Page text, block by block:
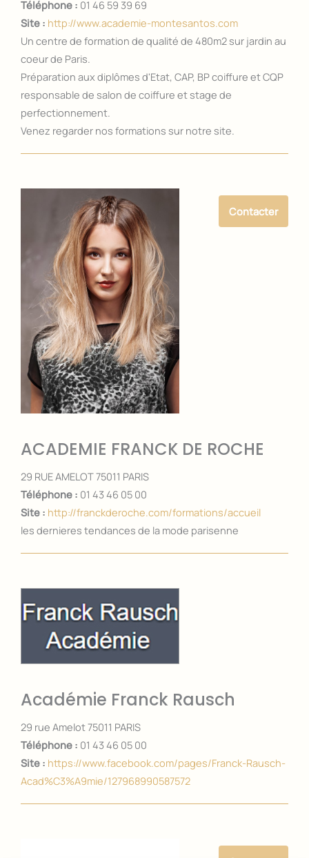
Téléphone : 01 46 59 39 69
Site : http://www.academie-montesantos.com
Un centre de formation de qualité de 480m2 sur jardin au
coeur de Paris.
Préparation aux diplômes d'Etat, CAP, BP coiffure et CQP
responsable de salon de coiffure et stage de
perfectionnement.
Venez regarder nos formations sur notre site.
ACADEMIE FRANCK DE ROCHE
29 RUE AMELOT 75011 PARIS
Téléphone : 01 43 46 05 00
Site : http://franckderoche.com/formations/accueil
les dernieres tendances de la mode parisenne
Contacter
Académie Franck Rausch
29 rue Amelot 75011 PARIS
Téléphone : 01 43 46 05 00
Site : https://www.facebook.com/pages/Franck-Rausch-
Acad%C3%A9mie/127968990587572